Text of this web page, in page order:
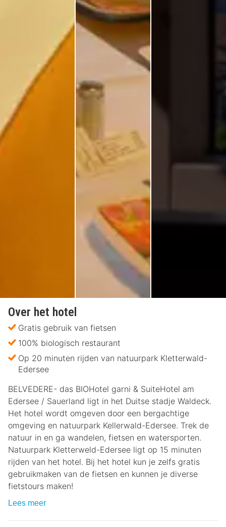
Over het hotel
Gratis gebruik van fietsen
100% biologisch restaurant
Op 20 minuten rijden van natuurpark Kletterwald-
Edersee
BELVEDERE- das BIOHotel garni & SuiteHotel am
Edersee / Sauerland ligt in het Duitse stadje Waldeck.
Het hotel wordt omgeven door een bergachtige
omgeving en natuurpark Kellerwald-Edersee. Trek de
natuur in en ga wandelen, fietsen en watersporten.
Natuurpark Kletterweld-Edersee ligt op 15 minuten
rijden van het hotel. Bij het hotel kun je zelfs gratis
gebruikmaken van de fietsen en kunnen je diverse
fietstours maken!
Lees meer